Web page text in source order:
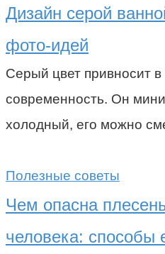
Дизайн серой
фото-идей
Серый цвет привносит в
современность. Он
холодный, его можно
Полезные советы
Чем опасна
человека: способы